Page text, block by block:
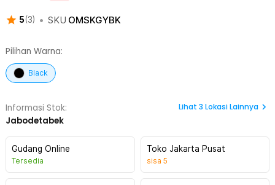
5(3) • SKU OMSKGYBK
Pilihan Warna:
Black
Informasi Stok:
Jabodetabek
Lihat 3 Lokasi Lainnya
Gudang Online
Tersedia
Toko Jakarta Pusat
sisa 5